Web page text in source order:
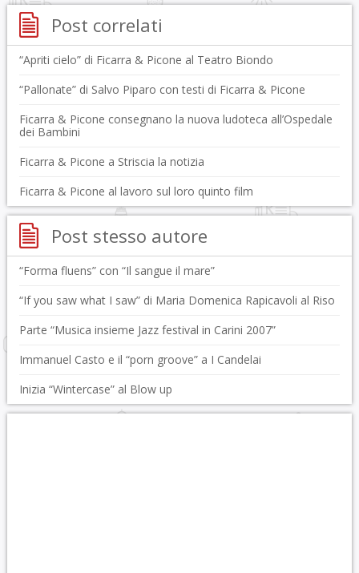
Post correlati
“Apriti cielo” di Ficarra & Picone al Teatro Biondo
“Pallonate” di Salvo Piparo con testi di Ficarra & Picone
Ficarra & Picone consegnano la nuova ludoteca all’Ospedale
dei Bambini
Ficarra & Picone a Striscia la notizia
Ficarra & Picone al lavoro sul loro quinto film
Post stesso autore
“Forma fluens” con “Il sangue il mare”
“If you saw what I saw” di Maria Domenica Rapicavoli al Riso
Parte “Musica insieme Jazz festival in Carini 2007”
Immanuel Casto e il “porn groove” a I Candelai
Inizia “Wintercase” al Blow up